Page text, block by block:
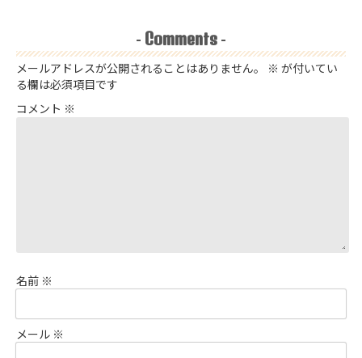
- Comments -
メールアドレスが公開されることはありません。 ※ が付いてい
る欄は必須項目です
コメント ※
名前 ※
メール ※